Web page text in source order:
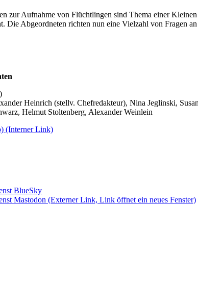
zur Aufnahme von Flüchtlingen sind Thema einer
Die Abgeordneten richten nun eine Vielzahl von Fragen
Heinrich (stellv. Chefredakteur), Nina Jeglinski,
Helmut Stoltenberg, Alexander Weinlein
(Interner Link)
BlueSky
Mastodon (Externer Link, Link öffnet ein neues Fenster)